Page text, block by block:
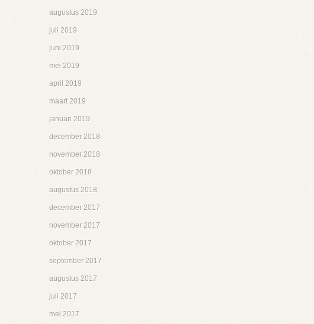
augustus 2019
juli 2019
juni 2019
mei 2019
april 2019
maart 2019
januari 2019
december 2018
november 2018
oktober 2018
augustus 2018
december 2017
november 2017
oktober 2017
september 2017
augustus 2017
juli 2017
mei 2017